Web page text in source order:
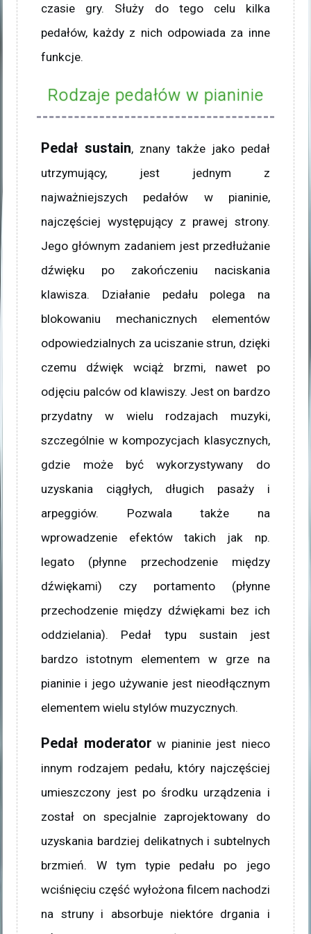
czasie gry. Służy do tego celu kilka
pedałów, każdy z nich odpowiada za inne
funkcje.
Rodzaje pedałów w pianinie
Pedał sustain, znany także jako pedał
utrzymujący, jest jednym z
najważniejszych pedałów w pianinie,
najczęściej występujący z prawej strony.
Jego głównym zadaniem jest przedłużanie
dźwięku po zakończeniu naciskania
klawisza. Działanie pedału polega na
blokowaniu mechanicznych elementów
odpowiedzialnych za uciszanie strun, dzięki
czemu dźwięk wciąż brzmi, nawet po
odjęciu palców od klawiszy. Jest on bardzo
przydatny w wielu rodzajach muzyki,
szczególnie w kompozycjach klasycznych,
gdzie może być wykorzystywany do
uzyskania ciągłych, długich pasaży i
arpeggiów. Pozwala także na
wprowadzenie efektów takich jak np.
legato (płynne przechodzenie między
dźwiękami) czy portamento (płynne
przechodzenie między dźwiękami bez ich
oddzielania). Pedał typu sustain jest
bardzo istotnym elementem w grze na
pianinie i jego używanie jest nieodłącznym
elementem wielu stylów muzycznych.
Pedał moderator w pianinie jest nieco
innym rodzajem pedału, który najczęściej
umieszczony jest po środku urządzenia i
został on specjalnie zaprojektowany do
uzyskania bardziej delikatnych i subtelnych
brzmień. W tym typie pedału po jego
wciśnięciu część wyłożona filcem nachodzi
na struny i absorbuje niektóre drgania i